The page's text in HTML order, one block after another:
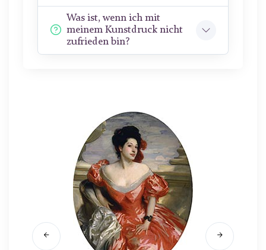
Was ist, wenn ich mit
meinem Kunstdruck nicht
zufrieden bin?